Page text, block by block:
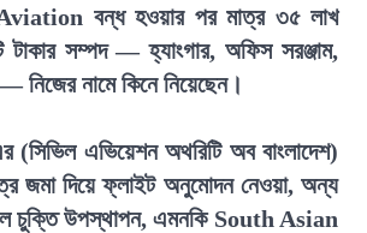
বন্ধ হওয়ার পর মাত্র ৩৫ লাখ
টাকার সম্পদ — হ্যাংগার, অফিস সরঞ্জাম,
নিজের নামে কিনে নিয়েছেন।
এভিয়েশন অথরিটি অব বাংলাদেশ)
জমা দিয়ে ফ্লাইট অনুমোদন নেওয়া, অন্য
চুক্তি উপস্থাপন, এমনকি South Asian